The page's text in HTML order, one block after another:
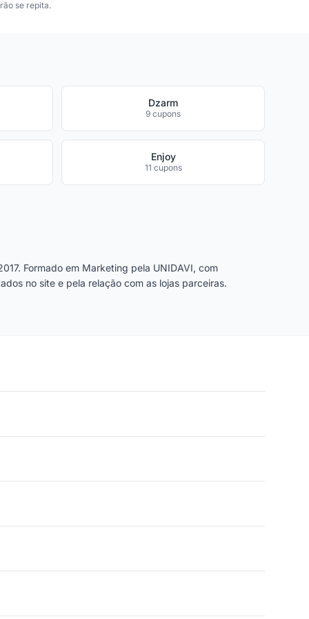
se repita.
Dzarm
9 cupons
Enjoy
11 cupons
Formado em Marketing pela UNIDAVI, com
no site e pela relação com as lojas parceiras.